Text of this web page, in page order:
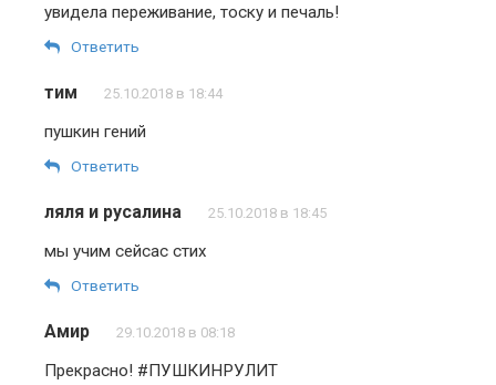
увидела переживание, тоску и печаль!
Ответить
тим 25.10.2018 в 18:44
пушкин гений
Ответить
ляля и русалина 25.10.2018 в 18:45
мы учим сейсас стих
Ответить
Амир 29.10.2018 в 08:18
Прекрасно! #ПУШКИНРУЛИТ